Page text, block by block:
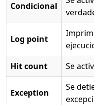
Condicional
Log point
Hit count
Se
Exception
Se